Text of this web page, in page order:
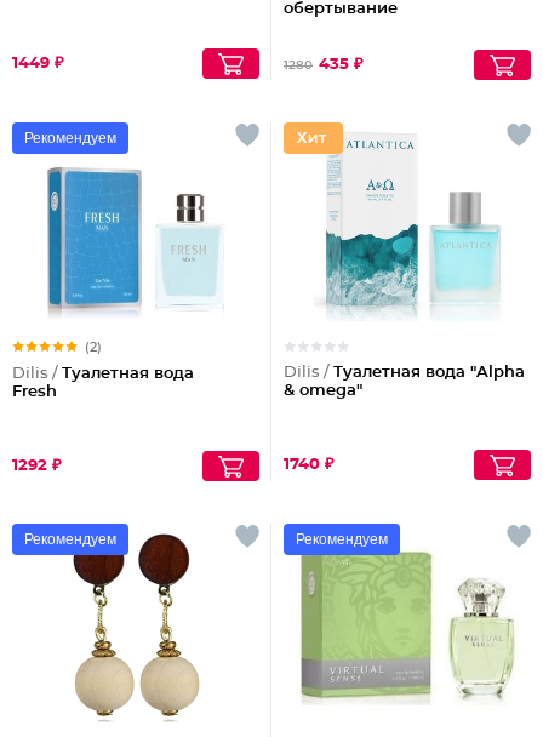
1449 ₽
обертывание
1280 435 ₽
Рекомендуем
(2)
Dilis / Туалетная вода
Fresh
1292 ₽
Dilis / Туалетная вода "Alpha
& omega"
1740 ₽
Рекомендуем Рекомендуем